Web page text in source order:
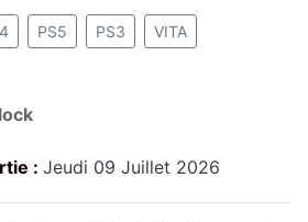
PS5 PS3 VITA
: Jeudi 09 Juillet 2026